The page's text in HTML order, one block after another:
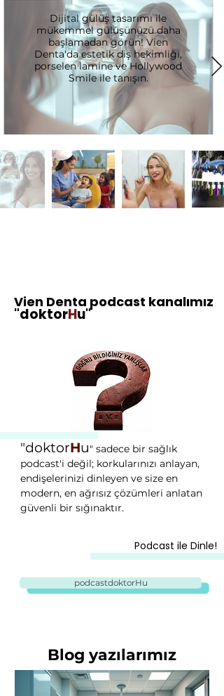
Dijital gülüş tasarımı ile
mükemmel gülüşünüzü daha
başlamadan görün! Vien
Denta'da estetik diş hekimliği,
porselen lamine ve Hollywood
Smile ile tanışın.
Vien Denta podcast kanalımız
"doktorHu"
"doktorHu" sadece bir sağlık
podcast'i değil; korkularınızı anlayan,
endişelerinizi dinleyen ve size en
modern, en ağrısız çözümleri anlatan
güvenli bir sığınaktır.
Podcast ile Dinle!
podcastdoktorHu
Blog yazılarımız